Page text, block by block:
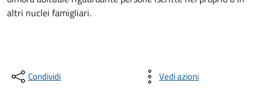
altri nuclei famigliari.
Condividi Vedi azioni